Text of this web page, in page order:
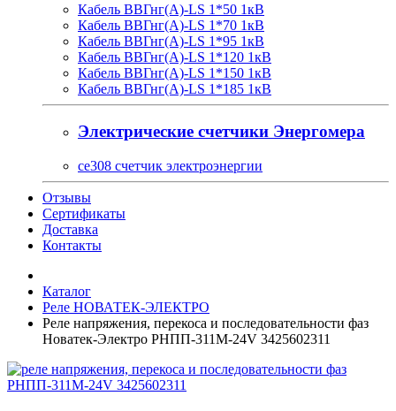
Кабель ВВГнг(A)-LS 1*50 1кВ
Кабель ВВГнг(A)-LS 1*70 1кВ
Кабель ВВГнг(A)-LS 1*95 1кВ
Кабель ВВГнг(A)-LS 1*120 1кВ
Кабель ВВГнг(A)-LS 1*150 1кВ
Кабель ВВГнг(A)-LS 1*185 1кВ
Электрические счетчики Энергомера
ce308 счетчик электроэнергии
Отзывы
Сертификаты
Доставка
Контакты
Каталог
Реле НОВАТЕК-ЭЛЕКТРО
Реле напряжения, перекоса и последовательности фаз
Новатек-Электро РНПП-311М-24V 3425602311